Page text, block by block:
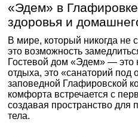
«Эдем» в
здоровья и
В мире, который никогда не
это возможность
Гостевой дом «Эдем» — это
отдыха, это «санаторий
заповедной Глафировской
комфорта встречается с
создавая пространство для
тела.